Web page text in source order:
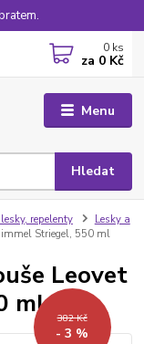
Menu
Hledat
0 ks
za 0 Kč
repelenty
Lesky a
Striegel, 550 ml
Leovet
ml
382 Kč
- 3 %